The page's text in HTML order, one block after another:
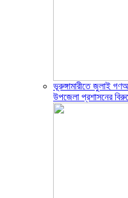
ভূরুঙ্গামারীতে জুলাই
উপজেলা প্রশাসনের